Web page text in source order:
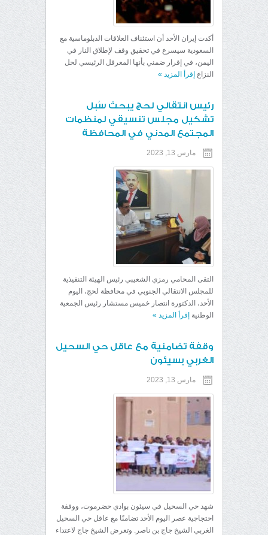
أكدت إيران الأحد أن استئناف العلاقات الدبلوماسية مع
السعودية سيسرع في تحقيق وقف لإطلاق النار في
اليمن، في إقرار ضمني بأنها المعرقل الرئيسي لحل
النزاع إقرأ المزيد »
رئيس انتقالي لحج يبحث سُبل
تشكيل مجلس تنسيقي لمنظمات
المجتمع المدني في المحافظة
مارس 13, 2023
التقى المحامي رمزي الشعيبي رئيس الهيئة التنفيذية
للمجلس الانتقالي الجنوبي في محافظة لحج، اليوم
الأحد، الدكتورة انتصار خميس مستشار رئيس الجمعية
الوطنية إقرأ المزيد »
وقفة تضامنية مع عاقل حي السحيل
الغربي بسيئون
مارس 13, 2023
شهد حي السحيل في سيئون بوادي حضرموت، ووقفة
احتجاجية عصر اليوم الأحد تضامنًا مع عاقل حي السحيل
الغربي الشيخ جاج بن ناصر. وتعرض الشيخ جاج لاعتداء